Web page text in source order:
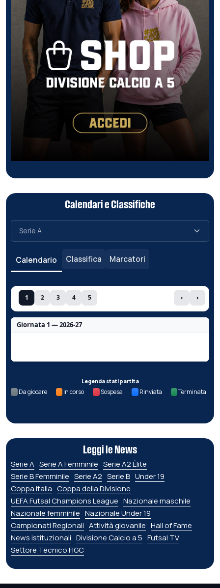
Calendari e Classifiche
Calendario Classifica Marcatori
1 2 3 4 5 ‹ ›
Giornata 1 — 2026-27
Legenda stati partita
Da giocare In corso Sospesa Rinviata Terminata
Leggi le News
Serie A Serie A Femminile Serie A2 Élite
Serie B Femminile Serie A2 Serie B Under 19
Coppa Italia Coppa della Divisione
UEFA Futsal Champions League Nazionale maschile
Nazionale femminile Nazionale Under 19
Campionati Regionali Attività giovanile Hall of Fame
News istituzionali Divisione Calcio a 5 Futsal TV
Settore Tecnico FIGC